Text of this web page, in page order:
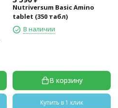
Nutriversum Basic Amino
tablet (350 табл)
В наличии
В корзину
Купить в 1 клик